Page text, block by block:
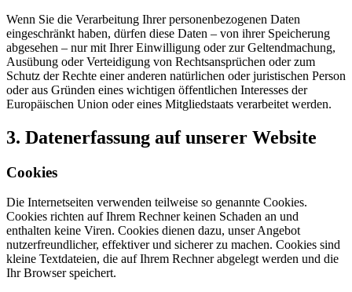
Wenn Sie die Verarbeitung Ihrer personenbezogenen Daten
eingeschränkt haben, dürfen diese Daten – von ihrer Speicherung
abgesehen – nur mit Ihrer Einwilligung oder zur Geltendmachung,
Ausübung oder Verteidigung von Rechtsansprüchen oder zum
Schutz der Rechte einer anderen natürlichen oder juristischen Person
oder aus Gründen eines wichtigen öffentlichen Interesses der
Europäischen Union oder eines Mitgliedstaats verarbeitet werden.
3. Datenerfassung auf unserer Website
Cookies
Die Internetseiten verwenden teilweise so genannte Cookies.
Cookies richten auf Ihrem Rechner keinen Schaden an und
enthalten keine Viren. Cookies dienen dazu, unser Angebot
nutzerfreundlicher, effektiver und sicherer zu machen. Cookies sind
kleine Textdateien, die auf Ihrem Rechner abgelegt werden und die
Ihr Browser speichert.